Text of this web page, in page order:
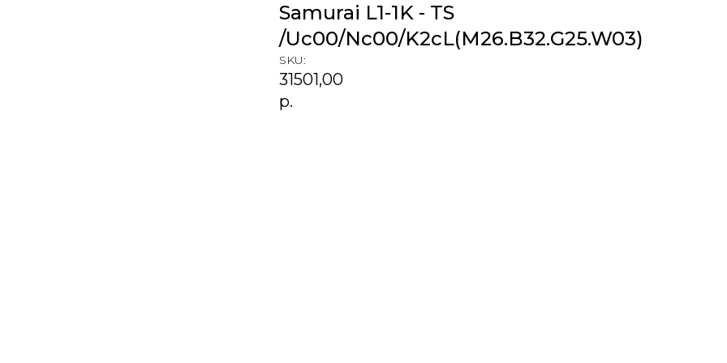
Samurai L1-1K - TS
/Uc00/Nc00/K2cL(M26.B32.G25.W03)
SKU:
31501,00
р.